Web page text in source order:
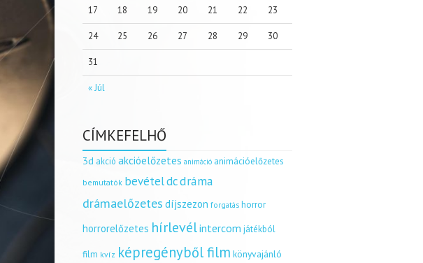
« Júl
17 18 19 20 21 22 23
24 25 26 27 28 29 30
31
CÍMKEFELHŐ
3d akció akcióelőzetes animáció animációelőzetes
bemutatók bevételdcdráma
drámaelőzetes díjszezon forgatás horror
horrorelőzetes hírlevélintercom játékból
film kvíz képregényből film könyvajánló